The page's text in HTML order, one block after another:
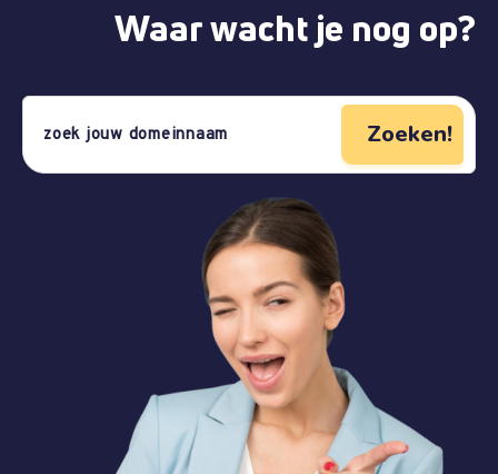
Waar wacht je nog op?
Zoeken!